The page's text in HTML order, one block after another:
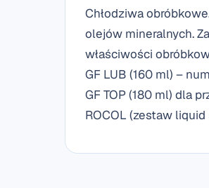
Chłodziwa
olejów mineralnych.
właściwości
GF LUB (160 ml) –
GF TOP (180 ml) dla
ROCOL (zestaw